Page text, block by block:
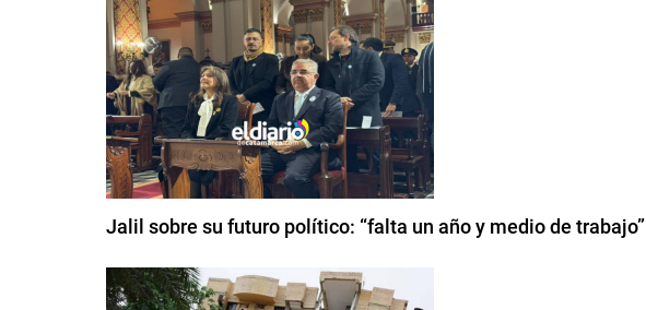
Jalil sobre su futuro político: “falta un año y medio de trabajo”